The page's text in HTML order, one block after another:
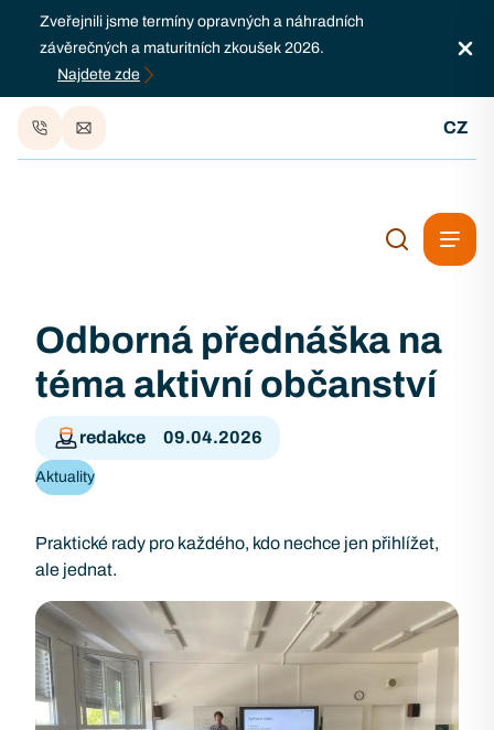
Zveřejnili jsme termíny opravných a náhradních
závěrečných a maturitních zkoušek 2026.
Najdete zde
CZ
Odborná přednáška na
téma aktivní občanství
redakce 09.04.2026
Aktuality
Praktické rady pro každého, kdo nechce jen přihlížet,
ale jednat.